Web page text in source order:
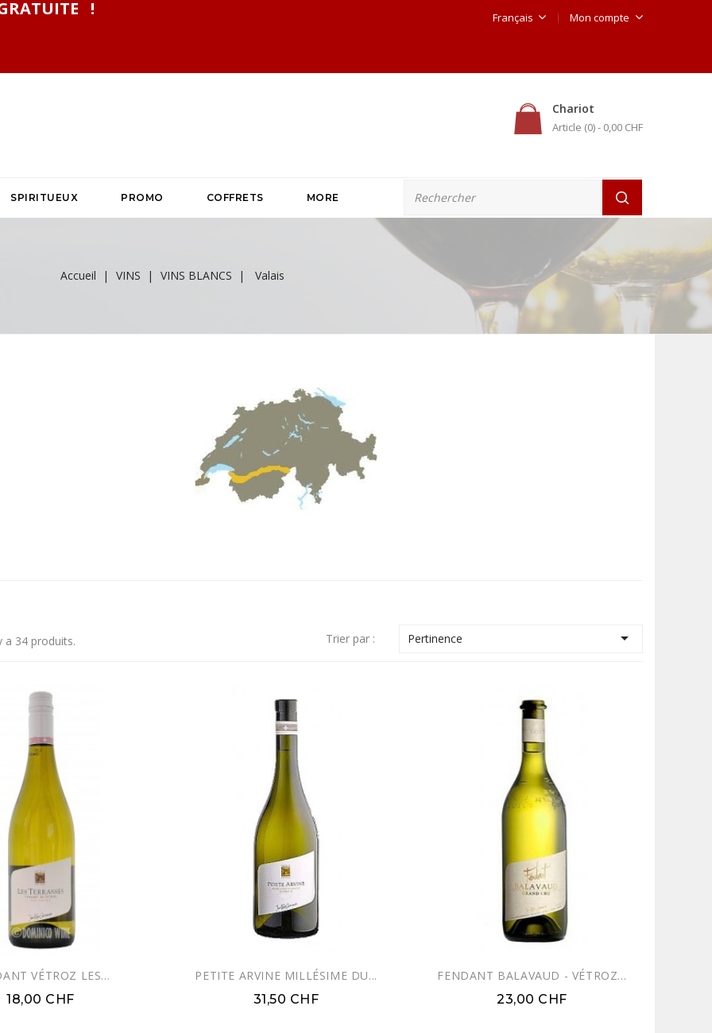
! Français Mon compte
Chariot
Article (0)- 0,00 CHF
SPIRITUEUX PROMO COFFRETS MORE
Accueil VINS VINS BLANCS Valais
a 34 produits. Trier par : Pertinence 
VÉTROZ LES...
18,00 CHF
PETITE ARVINE MILLÉSIME DU...
31,50 CHF
FENDANT BALAVAUD - VÉTROZ...
23,00 CHF